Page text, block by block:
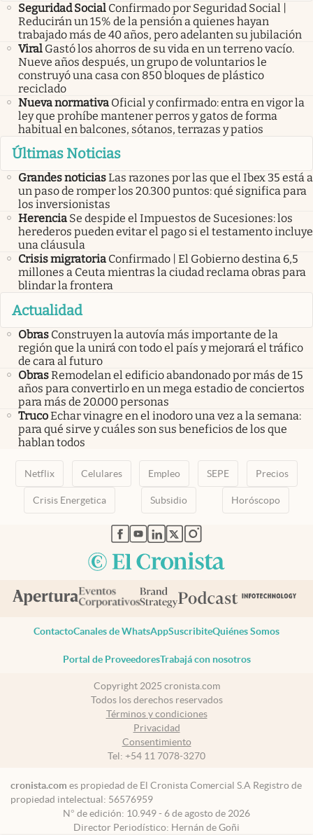
Seguridad Social Confirmado por Seguridad Social |
Reducirán un 15% de la pensión a quienes hayan
trabajado más de 40 años, pero adelanten su jubilación
Viral Gastó los ahorros de su vida en un terreno vacío.
Nueve años después, un grupo de voluntarios le
construyó una casa con 850 bloques de plástico
reciclado
Nueva normativa Oficial y confirmado: entra en vigor la
ley que prohíbe mantener perros y gatos de forma
habitual en balcones, sótanos, terrazas y patios
Últimas Noticias
Grandes noticiasLas razones por las que el Ibex 35 está a
un paso de romper los 20.300 puntos: qué significa para
los inversionistas
Herencia Se despide el Impuestos de Sucesiones: los
herederos pueden evitar el pago si el testamento incluye
una cláusula
Crisis migratoria Confirmado | El Gobierno destina 6,5
millones a Ceuta mientras la ciudad reclama obras para
blindar la frontera
Actualidad
Obras Construyen la autovía más importante de la
región que la unirá con todo el país y mejorará el tráfico
de cara al futuro
ObrasRemodelan el edificio abandonado por más de 15
años para convertirlo en un mega estadio de conciertos
para más de 20.000 personas
TrucoEchar vinagre en el inodoro una vez a la semana:
para qué sirve y cuáles son sus beneficios de los que
hablan todos
Netflix Celulares Empleo SEPE Precios
Crisis Energetica Subsidio Horóscopo
abre en nueva pestaña
abre en nueva pestaña
abre en nueva pestaña
abre en nueva pestaña
abre en nueva pestaña
ContactoCanales de WhatsAppSuscribiteQuiénes Somos
Portal de ProveedoresTrabajá con nosotros
Copyright 2025 cronista.com
Todos los derechos reservados
Términos y condiciones
Privacidad
Consentimiento
Tel: +54 11 7078-3270
cronista.com es propiedad de El Cronista Comercial S.A Registro de
propiedad intelectual: 56576959
N° de edición: 10.949 - 6 de agosto de 2026
Director Periodístico: Hernán de Goñi